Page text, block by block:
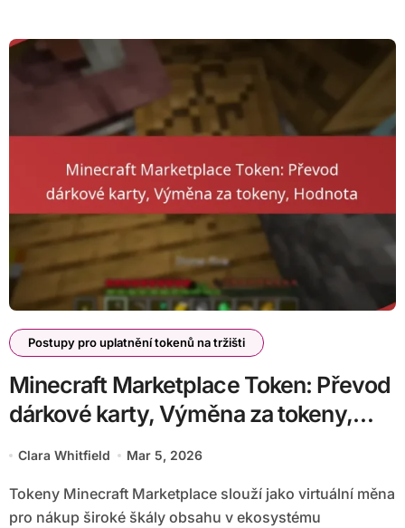
Postupy pro uplatnění tokenů na tržišti
Minecraft Marketplace Token: Převod
dárkové karty, Výměna za tokeny,
Hodnota
Clara Whitfield Mar 5, 2026
Tokeny Minecraft Marketplace slouží jako virtuální měna
pro nákup široké škály obsahu v ekosystému